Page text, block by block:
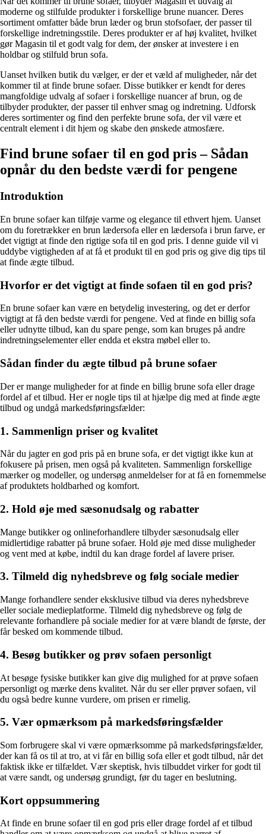
moderne og stilfulde produkter i forskellige brune nuancer. Deres
sortiment omfatter både brun læder og brun stofsofaer, der passer til
forskellige indretningsstile. Deres produkter er af høj kvalitet, hvilket
gør Magasin til et godt valg for dem, der ønsker at investere i en
holdbar og stilfuld brun sofa.
Uanset hvilken butik du vælger, er der et væld af muligheder, når det
kommer til at finde brune sofaer. Disse butikker er kendt for deres
mangfoldige udvalg af sofaer i forskellige nuancer af brun, og de
tilbyder produkter, der passer til enhver smag og indretning. Udforsk
deres sortimenter og find den perfekte brune sofa, der vil være et
centralt element i dit hjem og skabe den ønskede atmosfære.
Find brune sofaer til en god pris – Sådan
opnår du den bedste værdi for pengene
Introduktion
En brune sofaer kan tilføje varme og elegance til ethvert hjem. Uanset
om du foretrækker en brun lædersofa eller en lædersofa i brun farve, er
det vigtigt at finde den rigtige sofa til en god pris. I denne guide vil vi
uddybe vigtigheden af ​​at få et produkt til en god pris og give dig tips til
at finde ægte tilbud.
Hvorfor er det vigtigt at finde sofaen til en god pris?
En brune sofaer kan være en betydelig investering, og det er derfor
vigtigt at få den bedste værdi for pengene. Ved at finde en billig sofa
eller udnytte tilbud, kan du spare penge, som kan bruges på andre
indretningselementer eller endda et ekstra møbel eller to.
Sådan finder du ægte tilbud på brune sofaer
Der er mange muligheder for at finde en billig brune sofa eller drage
fordel af et tilbud. Her er nogle tips til at hjælpe dig med at finde ægte
tilbud og undgå markedsføringsfælder:
1. Sammenlign priser og kvalitet
Når du jagter en god pris på en brune sofa, er det vigtigt ikke kun at
fokusere på prisen, men også på kvaliteten. Sammenlign forskellige
mærker og modeller, og undersøg anmeldelser for at få en fornemmelse
af produktets holdbarhed og komfort.
2. Hold øje med sæsonudsalg og rabatter
Mange butikker og onlineforhandlere tilbyder sæsonudsalg eller
midlertidige rabatter på brune sofaer. Hold øje med disse muligheder
og vent med at købe, indtil du kan drage fordel af lavere priser.
3. Tilmeld dig nyhedsbreve og følg sociale medier
Mange forhandlere sender eksklusive tilbud via deres nyhedsbreve
eller sociale medieplatforme. Tilmeld dig nyhedsbreve og følg de
relevante forhandlere på sociale medier for at være blandt de første, der
får besked om kommende tilbud.
4. Besøg butikker og prøv sofaen personligt
At besøge fysiske butikker kan give dig mulighed for at prøve sofaen
personligt og mærke dens kvalitet. Når du ser eller prøver sofaen, vil
du også bedre kunne vurdere, om prisen er rimelig.
5. Vær opmærksom på markedsføringsfælder
Som forbrugere skal vi være opmærksomme på markedsføringsfælder,
der kan få os til at tro, at vi får en billig sofa eller et godt tilbud, når det
faktisk ikke er tilfældet. Vær skeptisk, hvis tilbuddet virker for godt til
at være sandt, og undersøg grundigt, før du tager en beslutning.
Kort oppsummering
At finde en brune sofaer til en god pris eller drage fordel af et tilbud